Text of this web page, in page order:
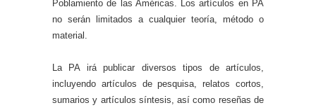
Poblamiento de las Américas. Los artículos en PA
no serán limitados a cualquier teoría, método o
material.
La PA irá publicar diversos tipos de artículos,
incluyendo artículos de pesquisa, relatos cortos,
sumarios y artículos síntesis, así como reseñas de